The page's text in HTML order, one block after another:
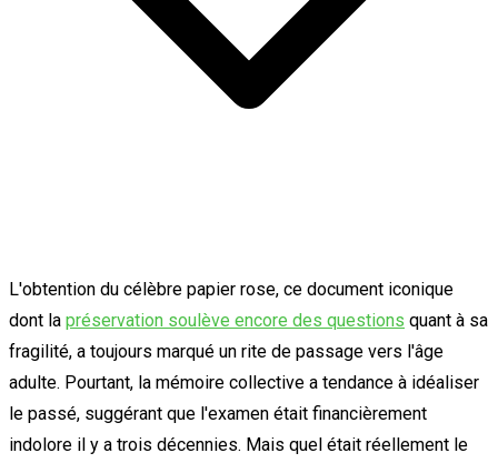
L'obtention du célèbre papier rose, ce document iconique
dont la préservation soulève encore des questions quant à sa
fragilité, a toujours marqué un rite de passage vers l'âge
adulte. Pourtant, la mémoire collective a tendance à idéaliser
le passé, suggérant que l'examen était financièrement
indolore il y a trois décennies. Mais quel était réellement le